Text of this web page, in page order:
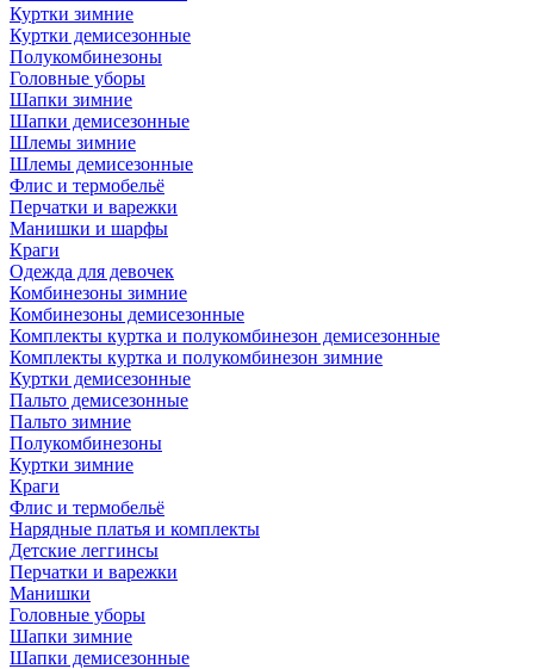
Куртки зимние
Куртки демисезонные
Полукомбинезоны
Головные уборы
Шапки зимние
Шапки демисезонные
Шлемы зимние
Шлемы демисезонные
Флис и термобельё
Перчатки и варежки
Манишки и шарфы
Краги
Одежда для девочек
Комбинезоны зимние
Комбинезоны демисезонные
Комплекты куртка и полукомбинезон демисезонные
Комплекты куртка и полукомбинезон зимние
Куртки демисезонные
Пальто демисезонные
Пальто зимние
Полукомбинезоны
Куртки зимние
Краги
Флис и термобельё
Нарядные платья и комплекты
Детские леггинсы
Перчатки и варежки
Манишки
Головные уборы
Шапки зимние
Шапки демисезонные